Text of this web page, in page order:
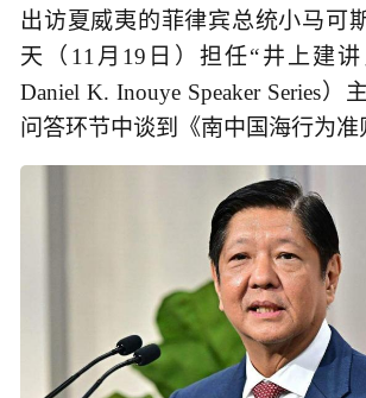
出访夏威夷的菲律宾总统小马可
天（11月19日）担任“井上建
Daniel K. Inouye Speaker Series）
问答环节中谈到《南中国海行为准